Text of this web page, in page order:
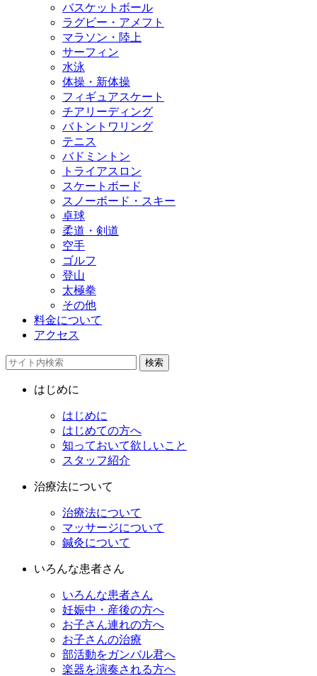
バスケットボール
ラグビー・アメフト
マラソン・陸上
サーフィン
水泳
体操・新体操
フィギュアスケート
チアリーディング
バトントワリング
テニス
バドミントン
トライアスロン
スケートボード
スノーボード・スキー
卓球
柔道・剣道
空手
ゴルフ
登山
太極拳
その他
料金について
アクセス
検索
はじめに
はじめに
はじめての方へ
知っておいて欲しいこと
スタッフ紹介
治療法について
治療法について
マッサージについて
鍼灸について
いろんな患者さん
いろんな患者さん
妊娠中・産後の方へ
お子さん連れの方へ
お子さんの治療
部活動をガンバル君へ
楽器を演奏される方へ